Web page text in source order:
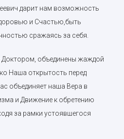
дарит нам возможность
и Счастью,быть
сражаясь за себя.
Доктором, объединены жаждой
Наша открытость перед
объединяет наша Вера в
и Движение к обретению
за рамки устоявшегося